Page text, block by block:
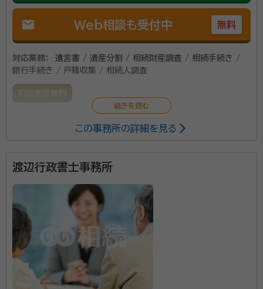
mail Web相談も受付中 無料
対応業務：
遺言書 / 遺産分割 / 相続財産調査 / 相続手続き /
銀行手続き / 戸籍収集 / 相続人調査
初回面談無料
相続のことならどんなことでも相談ください。豊富な人
この事務所の詳細を見る
渡辺行政書士事務所